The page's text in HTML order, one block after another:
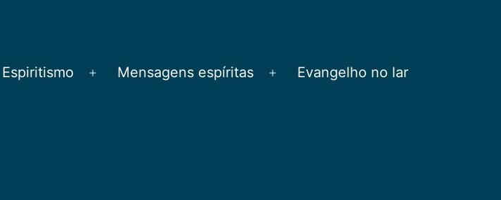
Espiritismo
Abrir
Mensagens espíritas
Abrir
Evangelho no lar